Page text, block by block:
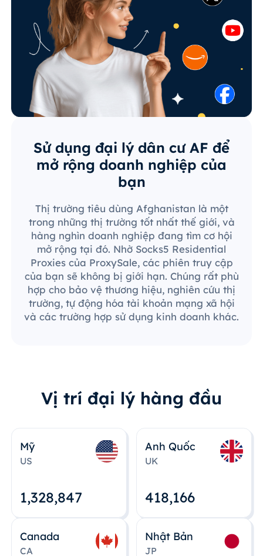
Sử dụng đại lý dân cư AF để
mở rộng doanh nghiệp của
bạn
Thị trường tiêu dùng Afghanistan là một
trong những thị trường tốt nhất thế giới, và
hàng nghìn doanh nghiệp đang tìm cơ hội
mở rộng tại đó. Nhờ Socks5 Residential
Proxies của ProxySale, các phiên truy cập
của bạn sẽ không bị giới hạn. Chúng rất phù
hợp cho bảo vệ thương hiệu, nghiên cứu thị
trường, tự động hóa tài khoản mạng xã hội
và các trường hợp sử dụng kinh doanh khác.
Vị trí đại lý hàng đầu
Mỹ
US
1,328,848
Anh Quốc
UK
418,167
Canada
CA
Nhật Bản
JP